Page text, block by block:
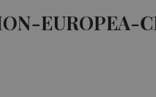
EUROPEA-